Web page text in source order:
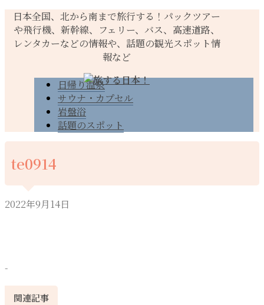
日本全国、北から南まで旅行する！パックツアー
や飛行機、新幹線、フェリー、バス、高速道路、
レンタカーなどの情報や、話題の観光スポット情
報など
日帰り温泉
サウナ・カプセル
岩盤浴
話題のスポット
te0914
2022年9月14日
-
関連記事